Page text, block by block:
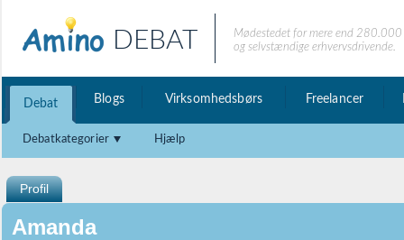
DEBAT
Mødestedet for mere end
og selvstændige erhvervsdrivende.
Debat Blogs Virksomhedsbørs Freelancer
Debatkategorier Hjælp
Profil
Amanda